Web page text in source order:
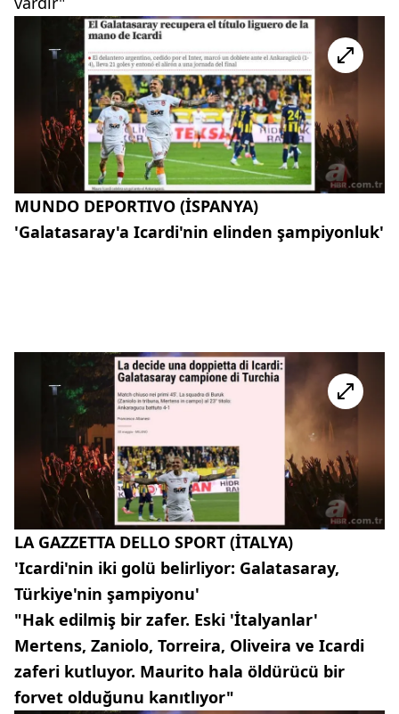
MUNDO DEPORTIVO (İSPANYA)
'Galatasaray'a Icardi'nin elinden şampiyonluk'
LA GAZZETTA DELLO SPORT (İTALYA)
'Icardi'nin iki golü belirliyor: Galatasaray,
Türkiye'nin şampiyonu'
"Hak edilmiş bir zafer. Eski 'İtalyanlar'
Mertens, Zaniolo, Torreira, Oliveira ve Icardi
zaferi kutluyor. Maurito hala öldürücü bir
forvet olduğunu kanıtlıyor"